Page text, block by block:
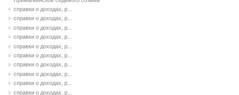
справки о доходах, р...
справки о доходах, р...
справки о доходах, р...
справки о доходах, р...
справки о доходах, р...
справки о доходах, р...
справки о доходах, р...
справки о доходах, р...
справки о доходах, р...
справки о доходах, р...